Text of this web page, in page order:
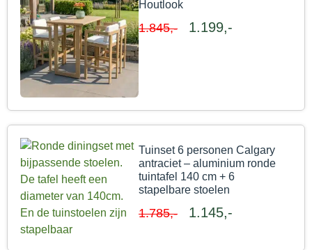
Houtlook
1.845,- 1.199,-
Tuinset 6 personen Calgary
antraciet – aluminium ronde
tuintafel 140 cm + 6
stapelbare stoelen
1.785,- 1.145,-